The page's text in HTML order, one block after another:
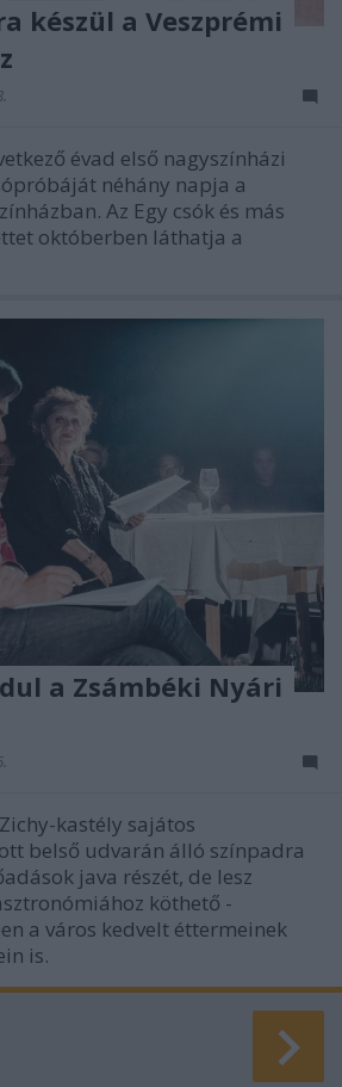
készül a Veszprémi
évad első nagyszínházi
néhány napja a
Az Egy csók és más
októberben láthatja a
a Zsámbéki Nyári
kastély sajátos
belső udvarán álló színpadra
java részét, de lesz
köthető -
a város kedvelt éttermeinek
is.